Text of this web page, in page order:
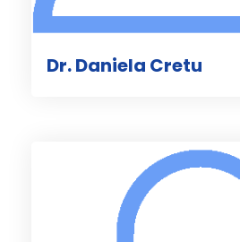
Dr. Daniela Cretu